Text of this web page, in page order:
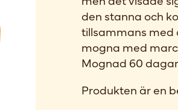
den stanna och
tillsammans med
mogna med
Mognad 60
Produkten är en